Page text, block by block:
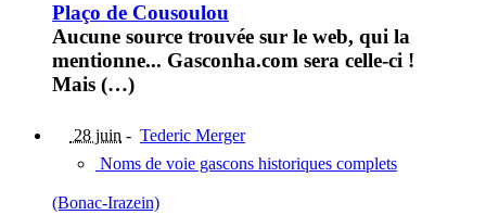
Plaço de Cousoulou
Aucune source trouvée sur le web, qui la
mentionne... Gasconha.com sera celle-ci !
Mais (…)
28 juin - Tederic Merger
Noms de voie gascons historiques complets
(Bonac-Irazein)